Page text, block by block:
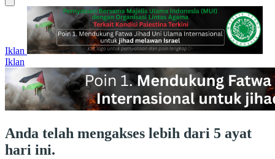
Iklan
Iklan
Anda telah mengakses lebih dari 5 ayat
hari ini.